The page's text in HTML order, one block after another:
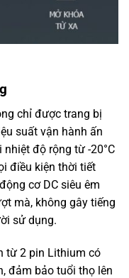
chỉ được trang bị
suất vận hành ấn
độ rộng từ -20°C
điều kiện thời tiết
cơ DC siêu êm
mà, không gây tiếng
sử dụng.
từ 2 pin Lithium có
đảm bảo tuổi thọ lên